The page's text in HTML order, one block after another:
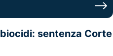
sentenza Corte